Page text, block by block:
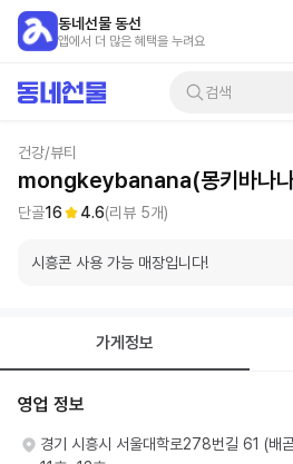
동네선물 동선
앱에서 더 많은 혜택을 누려요
검색
건강/뷰티
mongkeybanana(몽키바나
단골16 4.6(리뷰 5개)
시흥콘 사용 가능 매장입니다!
가게정보
영업 정보
경기 시흥시 서울대학로278번길 61 (배